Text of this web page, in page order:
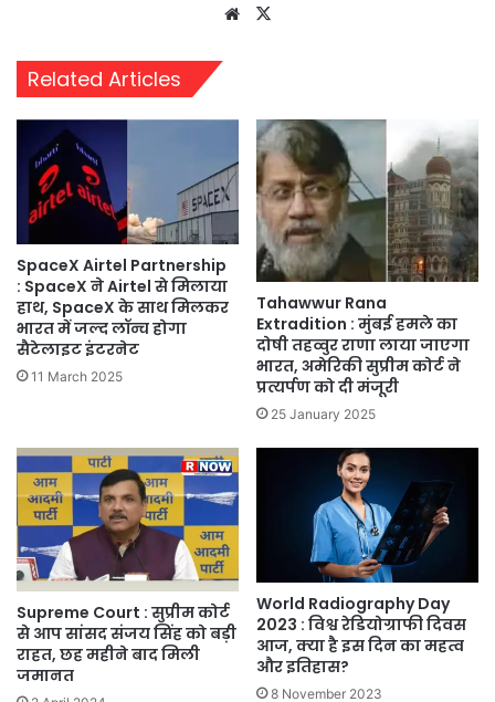
Website
Related Articles
SpaceX Airtel Partnership
: SpaceX ने Airtel से मिलाया
हाथ, SpaceX के साथ मिलकर
भारत में जल्द लॉन्च होगा
सैटेलाइट इंटरनेट
11 March 2025
Tahawwur Rana
Extradition : मुंबई हमले का
दोषी तहव्वुर राणा लाया जाएगा
भारत, अमेरिकी सुप्रीम कोर्ट ने
प्रत्यर्पण को दी मंजूरी
25 January 2025
Supreme Court : सुप्रीम कोर्ट
से आप सांसद संजय सिंह को बड़ी
राहत, छह महीने बाद मिली
जमानत
World Radiography Day
2023 : विश्व रेडियोग्राफी दिवस
आज, क्या है इस दिन का महत्व
और इतिहास?
8 November 2023